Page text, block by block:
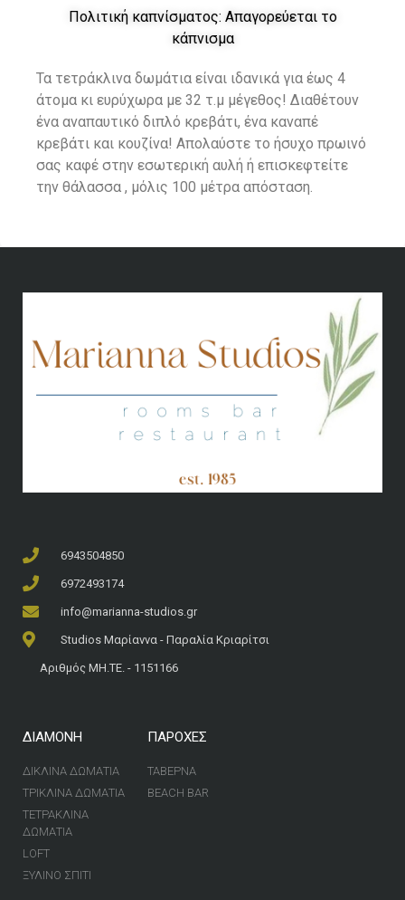
Πολιτική καπνίσματος: Απαγορεύεται το
κάπνισμα
Τα τετράκλινα δωμάτια είναι ιδανικά για έως 4
άτομα κι ευρύχωρα με 32 τ.μ μέγεθος! Διαθέτουν
ένα αναπαυτικό διπλό κρεβάτι, ένα καναπέ
κρεβάτι και κουζίνα! Απολαύστε το ήσυχο πρωινό
σας καφέ στην εσωτερική αυλή ή επισκεφτείτε
την θάλασσα , μόλις 100 μέτρα απόσταση.
6943504850
6972493174
info@marianna-studios.gr
Studios Μαρίαννα - Παραλία Κριαρίτσι
Αριθμός ΜΗ.ΤΕ. - 1151166
ΔΙΑΜΟΝΗ
ΔΙΚΛΙΝΑ ΔΩΜΑΤΙΑ
ΤΡΙΚΛΙΝΑ ΔΩΜΑΤΙΑ
ΤΕΤΡΑΚΛΙΝΑ
ΔΩΜΑΤΙΑ
LOFT
ΞΥΛΙΝΟ ΣΠΙΤΙ
ΠΑΡΟΧΕΣ
ΤΑΒΕΡΝΑ
BEACH BAR